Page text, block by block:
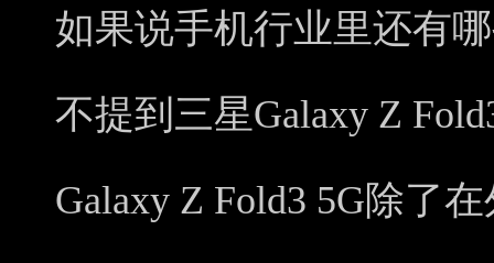
如果说手机行业里还有
不提到三星Galaxy Z
Galaxy Z Fold3 5G除了